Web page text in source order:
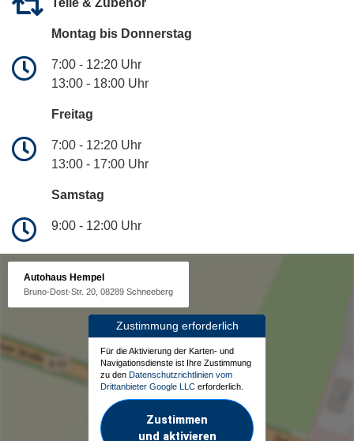
Montag bis Donnerstag
7:00 - 12:20 Uhr
13:00 - 18:00 Uhr
Freitag
7:00 - 12:20 Uhr
13:00 - 17:00 Uhr
Samstag
9:00 - 12:00 Uhr
Autohaus Hempel
Bruno-Dost-Str. 20, 08289 Schneeberg
Zustimmung erforderlich
Für die Aktivierung der Karten- und
Navigationsdienste ist Ihre Zustimmung
zu den Datenschutzrichtlinien vom
Drittanbieter Google LLC erforderlich.
Zustimmen
und aktivieren